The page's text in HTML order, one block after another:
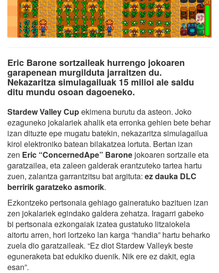
Eric Barone sortzaileak hurrengo jokoaren
garapenean murgilduta jarraitzen du.
Nekazaritza simulagailuak 15 milioi ale saldu
ditu mundu osoan dagoeneko.
Stardew Valley Cupekimena burutu da asteon. Joko
ezaguneko jokalariek ahalik eta erronka gehien bete behar
izan dituzte epe mugatu batekin, nekazaritza simulagailua
kirol elektroniko batean bilakatzea lortuta. Bertan izan
zen Eric “ConcernedApe” Barone jokoaren sortzaile eta
garatzailea, eta zaleen galderak erantzuteko tartea hartu
zuen, zalantza garrantzitsu bat argituta: ez dauka DLC
berririk garatzeko asmorik.
Ezkontzeko pertsonaia gehiago gaineratuko bazituen izan
zen jokalariek egindako galdera zehatza. Iragarri gabeko
bi pertsonaia ezkongaiak izatea gustatuko litzaiokela
aitortu arren, hori lortzeko lan karga “handia” hartu beharko
zuela dio garatzaileak. “Ez diot Stardew Valleyk beste
eguneraketa bat edukiko duenik. Nik ere ez dakit, egia
esan”.